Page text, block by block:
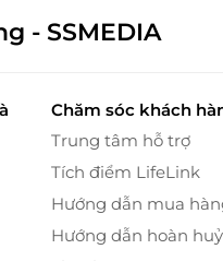
- SSMEDIA
Chăm sóc khách
Trung tâm hỗ trợ
Tích điểm LifeLink
Hướng dẫn mua
Hướng dẫn hoàn huỷ